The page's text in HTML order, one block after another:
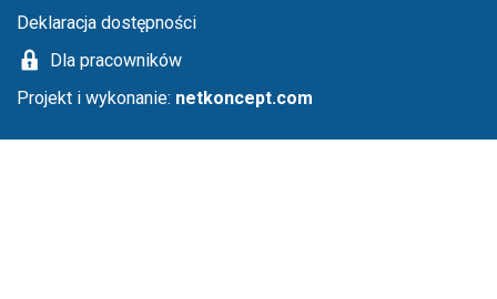
Deklaracja dostępności
Dla pracowników
Projekt i wykonanie: netkoncept.com